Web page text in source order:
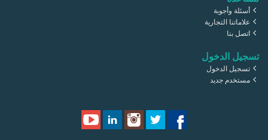
أسئلة وأجوبة
علاماتنا التجارية
اتصل بنا
تسجيل الدخول
تسجيل الدخول
مستخدم جديد